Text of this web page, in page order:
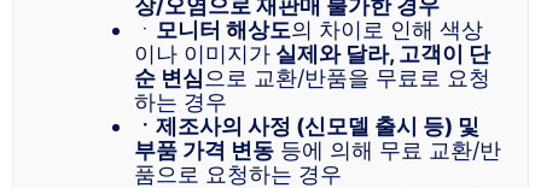
ㆍ 모니터 해상도의 차이로 인해 색상
이나 이미지가 실제와 달라, 고객이 단
순 변심 으로 교환/반품을 무료로 요청
하는 경우
ㆍ제조사의 사정 (신모델 출시 등) 및
부품 가격 변동 등에 의해 무료 교환/반
품으로 요청하는 경우